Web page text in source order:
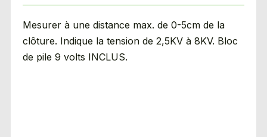
Mesurer à une distance max. de 0-5cm de la
clôture. Indique la tension de 2,5KV à 8KV. Bloc
de pile 9 volts INCLUS.